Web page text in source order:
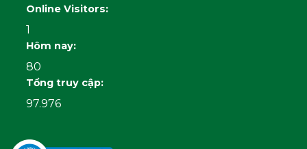
Online Visitors:
1
Hôm nay:
80
Tổng truy cập:
97.976